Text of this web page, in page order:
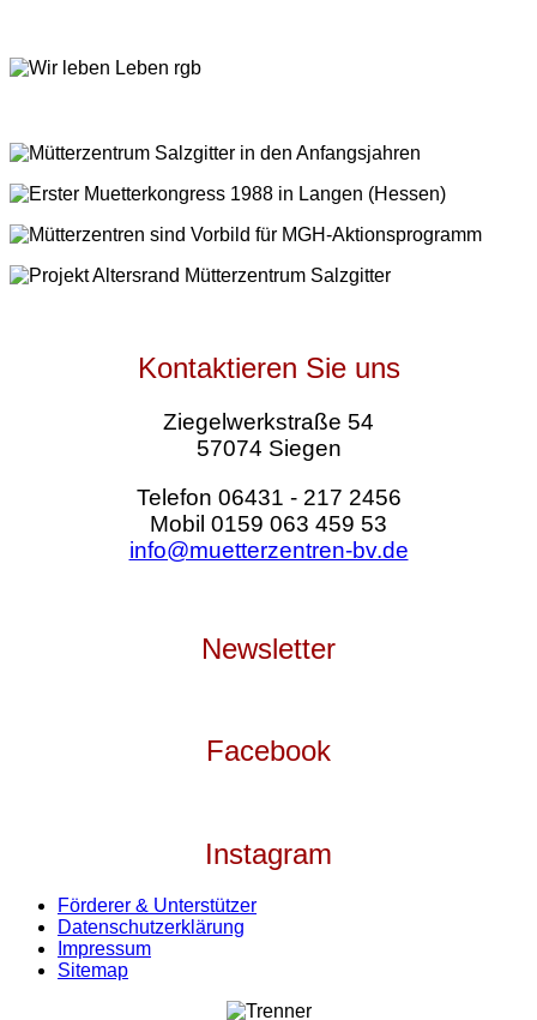
Kontaktieren Sie uns
Ziegelwerkstraße 54
57074 Siegen
Telefon 06431 - 217 2456
Mobil 0159 063 459 53
info@muetterzentren-bv.de
Newsletter
Facebook
Instagram
Förderer & Unterstützer
Datenschutzerklärung
Impressum
Sitemap